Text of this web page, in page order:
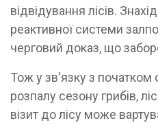
відвідування лісів.
реактивної системи
черговий доказ, що
Тож у зв'язку з початком
розпалу сезону грибів,
візит до лісу може